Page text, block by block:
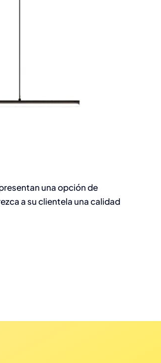
una opción de
a su clientela una calidad